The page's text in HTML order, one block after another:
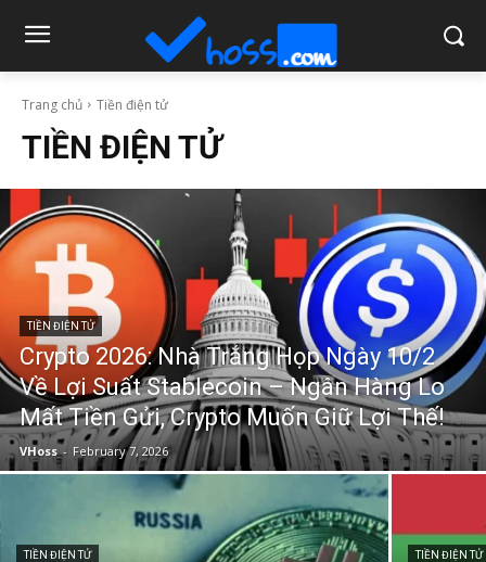
Trang chủ Tiền điện tử
TIỀN ĐIỆN TỬ
TIỀN ĐIỆN TỬ
Crypto 2026: Nhà Trắng Họp Ngày 10/2
Về Lợi Suất Stablecoin – Ngân Hàng Lo
Mất Tiền Gửi, Crypto Muốn Giữ Lợi Thế!
VHoss - February 7, 2026
TIỀN ĐIỆN TỬ TIỀN ĐIỆN TỬ